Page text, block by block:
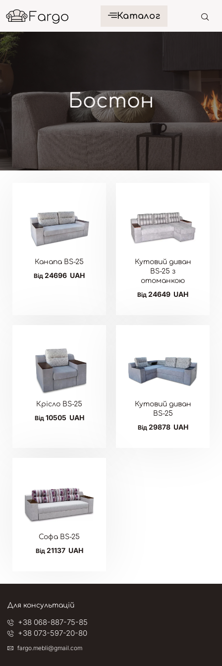
Каталог
Бостон
Канапа BS-25
Від 24696 UAH
Кутовий диван
BS-25 з
отоманкою
Від 24649 UAH
Крісло BS-25
Від 10505 UAH
Кутовий диван
BS-25
Від 29878 UAH
Софа BS-25
Від 21137 UAH
Для консультацій
+38 068-887-75-85
+38 073-597-20-80
fargo.mebli@gmail.com